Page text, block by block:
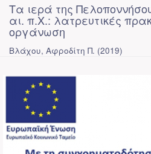
Τα ιερά της
αι. π.Χ.: λατρευτικές
οργάνωση
Βλάχου, Αφροδίτη Π. (2019)